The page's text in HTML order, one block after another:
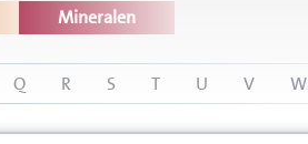
Mineralen
Q R S T U V W